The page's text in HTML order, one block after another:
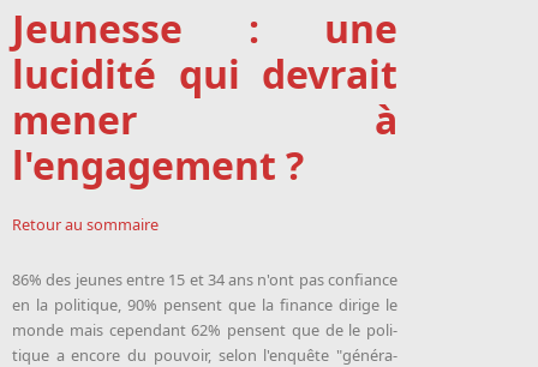
Jeunesse : une
lucidité qui devrait
mener à
l'engagement ?
Retour au sommaire
86% des jeunes entre 15 et 34 ans n'ont pas confiance
en la po­li­tique, 90% pensent que la fi­nance di­rige le
monde mais cependant 62% pensent que de le po­li­
tique a en­core du pou­voir, selon l'en­quête "gé­né­ra­